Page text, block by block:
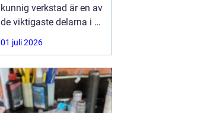
kunnig verkstad är en av
de viktigaste delarna i ett
problemfritt bilägande.
För många bilägare i
än ett transportmedel
den är en förutsättning
för jobb, fritid och
01 juli 2026